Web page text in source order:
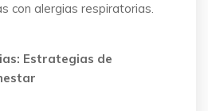
con alergias respiratorias.
Estrategias de